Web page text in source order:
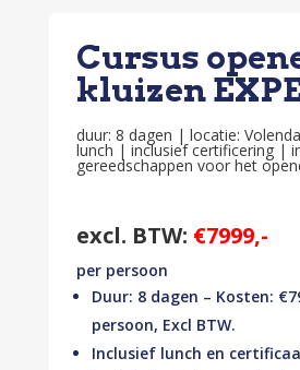
Cursus
kluizen
duur: 8 dagen | locatie:
lunch | inclusief certificering |
gereedschappen voor het
excl. BTW: €7999,-
per persoon
Duur: 8 dagen – Kosten:
persoon, Excl BTW.
Inclusief lunch en